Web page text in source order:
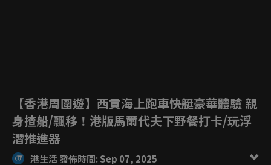
【香港周圍遊】西貢海上跑車快艇豪華體驗 親
身揸船/飄移！港版馬爾代夫下野餐打卡/玩浮
潛推進器
港生活 發佈時間: Sep 07, 2025